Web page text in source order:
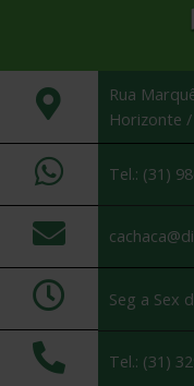
Rua
Horizonte /
Tel.: (31)
Seg a Sex
Tel.: (31)